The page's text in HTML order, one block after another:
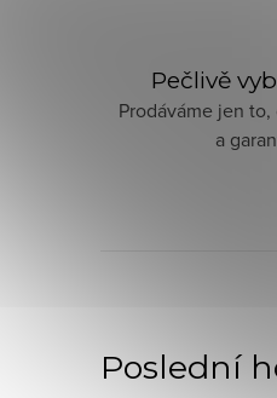
Pečlivě
Prodáváme jen
a
Poslední